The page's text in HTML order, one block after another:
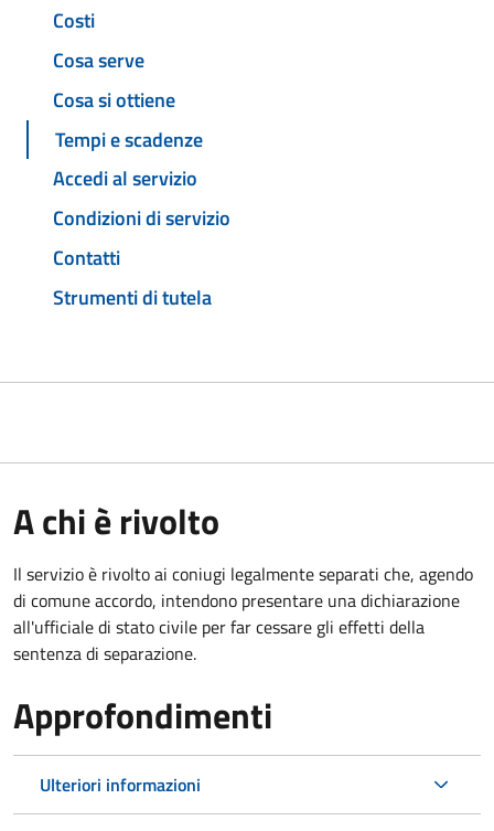
Costi
Cosa serve
Cosa si ottiene
Tempi e scadenze
Accedi al servizio
Condizioni di servizio
Contatti
Strumenti di tutela
A chi è rivolto
Il servizio è rivolto ai coniugi legalmente separati che, agendo
di comune accordo, intendono presentare una dichiarazione
all'ufficiale di stato civile per far cessare gli effetti della
sentenza di separazione.
Approfondimenti
Ulteriori informazioni